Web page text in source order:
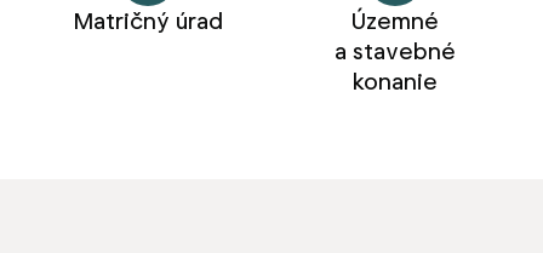
Matričný úrad
Územné
a stavebné
konanie